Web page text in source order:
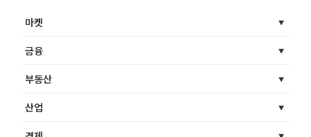
마켓
금융
부동산
산업